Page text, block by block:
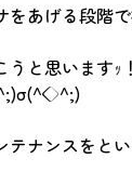
をあげる段階
と思いますｯ！
テナンスをと